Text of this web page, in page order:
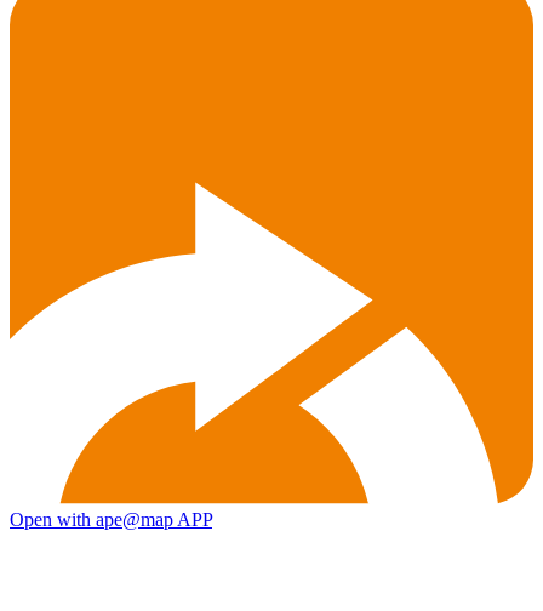
Open with ape@map APP